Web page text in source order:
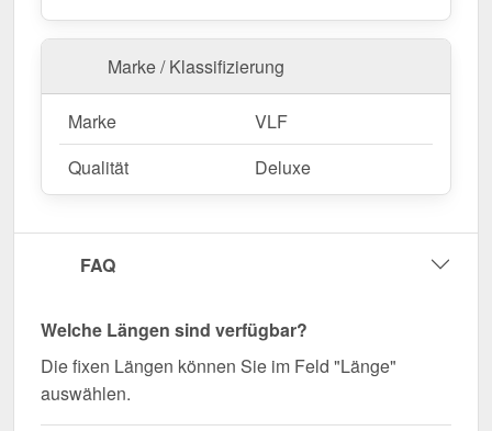
Jetzt Mendiger | Randprofil | 16 mm bestellen –
Sorgen Sie für eine stabile und optisch
ansprechende Verbindung Ihrer Stegplatten –
bestellen Sie jetzt!
Marke / Klassifizierung
Marke
VLF
Qualität
Deluxe
FAQ
Welche Längen sind verfügbar?
Die fixen Längen können Sie im Feld "Länge"
auswählen.